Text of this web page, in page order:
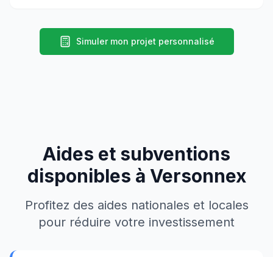
Simuler mon projet personnalisé
Aides et subventions
disponibles à Versonnex
Profitez des aides nationales et locales
pour réduire votre investissement